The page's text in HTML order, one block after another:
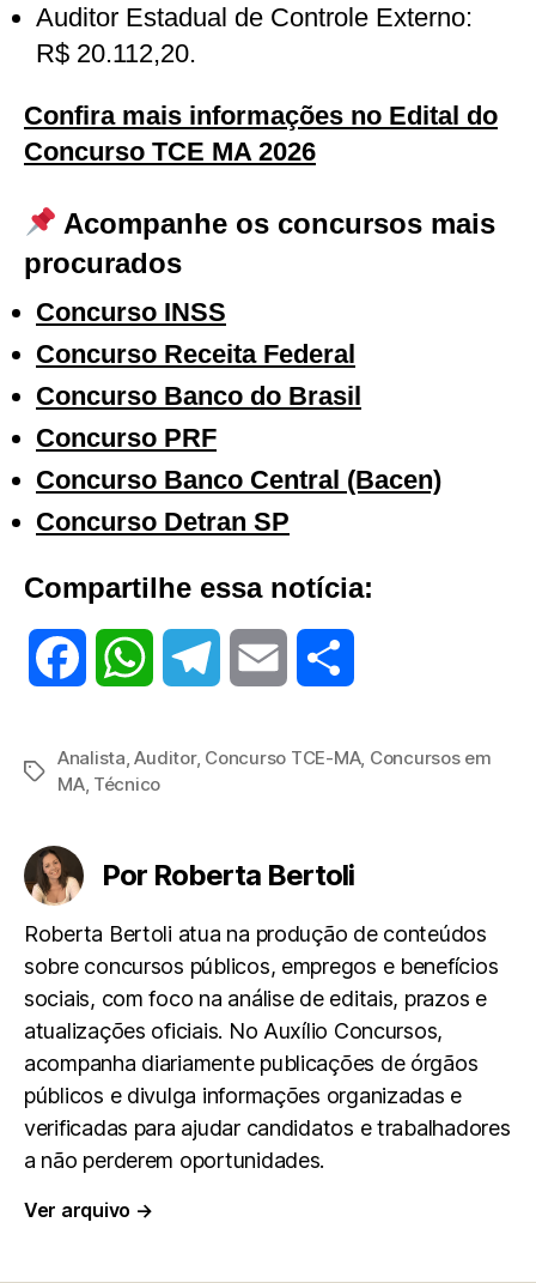
Auditor Estadual de Controle Externo:
R$ 20.112,20.
Confira mais informações no Edital do
Concurso TCE MA 2026
Acompanhe os concursos mais
procurados
Concurso INSS
Concurso Receita Federal
Concurso Banco do Brasil
Concurso PRF
Concurso Banco Central (Bacen)
Concurso Detran SP
Compartilhe essa notícia:
c
o
o
k
s
A
p
p
g
a
m
l
a
Tags
Analista,Auditor, Concurso TCE-MA, Concursos em
MA, Técnico
Por Roberta Bertoli
Roberta Bertoli atua na produção de conteúdos
sobre concursos públicos, empregos e benefícios
sociais, com foco na análise de editais, prazos e
atualizações oficiais. No Auxílio Concursos,
acompanha diariamente publicações de órgãos
públicos e divulga informações organizadas e
verificadas para ajudar candidatos e trabalhadores
a não perderem oportunidades.
Ver arquivo →